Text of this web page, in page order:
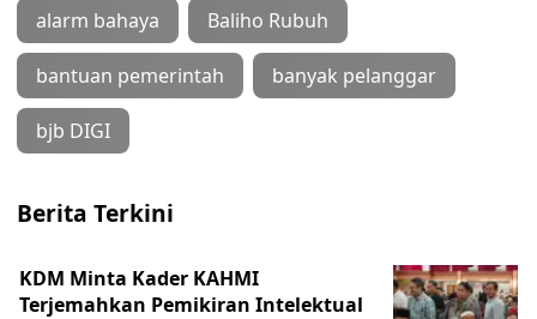
alarm bahaya Baliho Rubuh
bantuan pemerintah banyak pelanggar
bjb DIGI
Berita Terkini
KDM Minta Kader KAHMI
Terjemahkan Pemikiran Intelektual